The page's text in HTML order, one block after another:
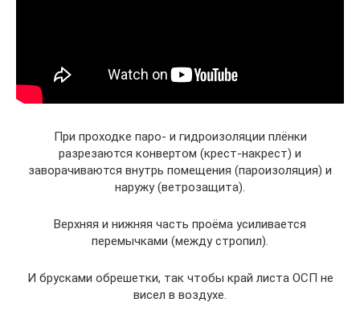
При проходке паро- и гидроизоляции плёнки
разрезаются конвертом (крест-накрест) и
заворачиваются внутрь помещения (пароизоляция) и
наружу (ветрозащита).
Верхняя и нижняя часть проёма усиливается
перемычками (между стропил).
И брусками обрешетки, так чтобы край листа ОСП не
висел в воздухе.